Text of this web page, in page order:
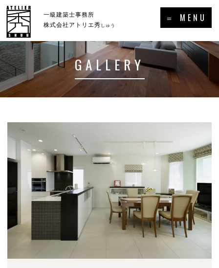
＝ MENU
一級建築士事務所
株式会社アトリエ秀 しゅう ×
ホーム
－HOME
新着情報・トピックス
－NEWS／TOPICS
－CONCEPT －GALLERY
事業案内
－SERVICE －PROFILE
実績・受賞歴
メディア掲載・出演・講演等
GALLERY